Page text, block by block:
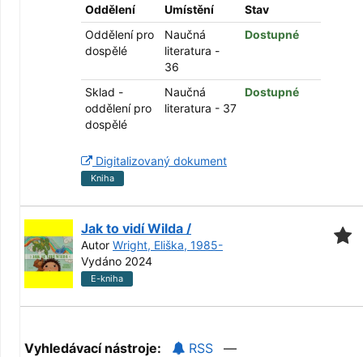
Oddělení
Umístění
Stav
Oddělení pro
dospělé
Naučná
literatura -
36
Dostupné
Sklad -
oddělení pro
dospělé
Naučná
literatura - 37
Dostupné
Digitalizovaný dokument
Kniha
Jak to vidí Wilda /
Autor Wright, Eliška, 1985-
Vydáno 2024
E-kniha
Vyhledávací nástroje: RSS
—